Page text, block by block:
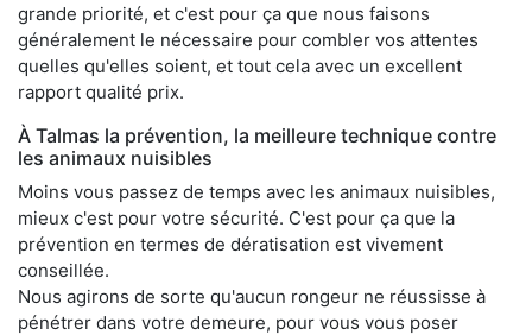
grande priorité, et c'est pour ça que nous faisons
généralement le nécessaire pour combler vos attentes
quelles qu'elles soient, et tout cela avec un excellent
rapport qualité prix.
À Talmas la prévention, la meilleure technique contre
les animaux nuisibles
Moins vous passez de temps avec les animaux nuisibles,
mieux c'est pour votre sécurité. C'est pour ça que la
prévention en termes de dératisation est vivement
conseillée.
Nous agirons de sorte qu'aucun rongeur ne réussisse à
pénétrer dans votre demeure, pour vous vous poser